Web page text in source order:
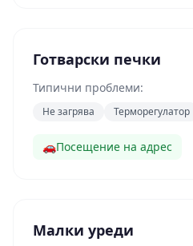
Готварски печки
Типични проблеми:
Не загрява Терморегулатор
🚗Посещение на адрес
Малки уреди